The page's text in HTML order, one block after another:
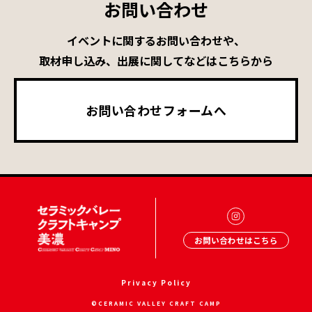
お問い合わせ
イベントに関するお問い合わせや、
取材申し込み、出展に関してなどはこちらから
お問い合わせフォームへ
お問い合わせはこちら
Privacy Policy
©CERAMIC VALLEY CRAFT CAMP